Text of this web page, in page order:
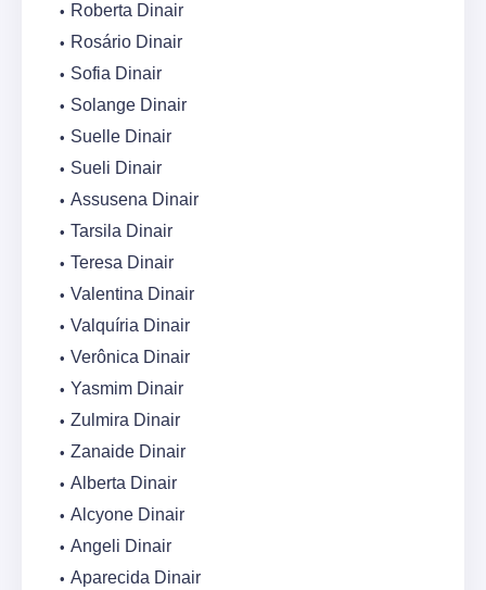
Roberta Dinair
Rosário Dinair
Sofia Dinair
Solange Dinair
Suelle Dinair
Sueli Dinair
Assusena Dinair
Tarsila Dinair
Teresa Dinair
Valentina Dinair
Valquíria Dinair
Verônica Dinair
Yasmim Dinair
Zulmira Dinair
Zanaide Dinair
Alberta Dinair
Alcyone Dinair
Angeli Dinair
Aparecida Dinair